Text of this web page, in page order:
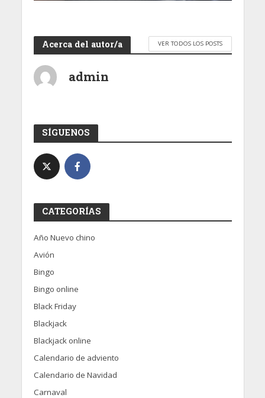
Acerca del autor/a VER TODOS LOS POSTS
admin
SÍGUENOS
CATEGORÍAS
Año Nuevo chino
Avión
Bingo
Bingo online
Black Friday
Blackjack
Blackjack online
Calendario de adviento
Calendario de Navidad
Carnaval